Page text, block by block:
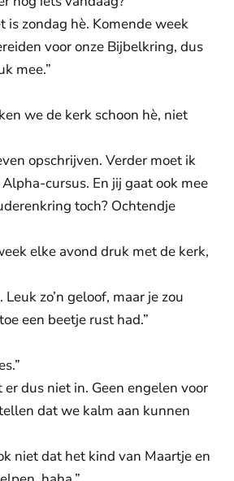
is zondag hè. Komende week
voor onze Bijbelkring, dus
mee.”
we de kerk schoon hè, niet
opschrijven. Verder moet ik
cursus. En jij gaat ook mee
toch? Ochtendje
elke avond druk met de kerk,
zo’n geloof, maar je zou
een beetje rust had.”
er dus niet in. Geen engelen voor
dat we kalm aan kunnen
niet dat het kind van Maartje en